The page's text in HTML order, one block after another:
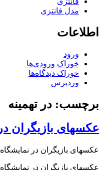
مدل فانتزی
اطلاعات
ورود
خوراک ورودی‌ها
خوراک دیدگاه‌ها
وردپرس
برچسب: در تهمینه
عکسهای بازیگران
عکسهای بازیگران در
عکسهای بازیگران در